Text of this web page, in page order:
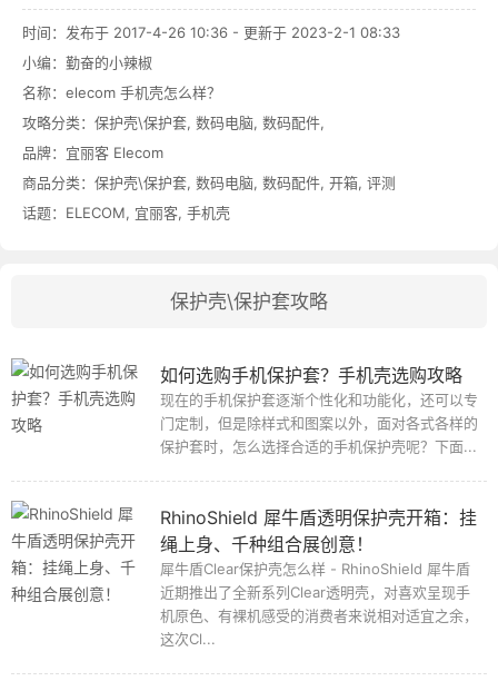
时间：发布于 2017-4-26 10:36 - 更新于 2023-2-1 08:33
小编：勤奋的小辣椒
名称： elecom 手机壳怎么样？
攻略分类： 保护壳\保护套, 数码电脑, 数码配件,
品牌： 宜丽客 Elecom
商品分类： 保护壳\保护套, 数码电脑, 数码配件, 开箱, 评测
话题： ELECOM, 宜丽客, 手机壳
保护壳\保护套攻略
如何选购手机保护套？手机壳选购攻略
现在的手机保护套逐渐个性化和功能化，还可以专
门定制，但是除样式和图案以外，面对各式各样的
保护套时，怎么选择合适的手机保护壳呢？下面...
RhinoShield 犀牛盾透明保护壳开箱：挂
绳上身、千种组合展创意！
犀牛盾Clear保护壳怎么样 - RhinoShield 犀牛盾
近期推出了全新系列Clear透明壳，对喜欢呈现手
机原色、有裸机感受的消费者来说相对适宜之余，
这次Cl...